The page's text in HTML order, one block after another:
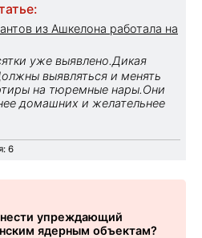
из Ашкелона работала на
уже выявлено.Дикая
выявляться и менять
на тюремные нары.Они
домашних и желательнее
6
упреждающий
ядерным объектам?